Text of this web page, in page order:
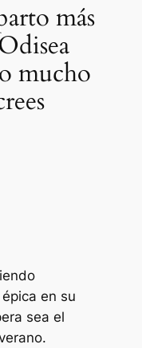
más
mucho
en su
sea el